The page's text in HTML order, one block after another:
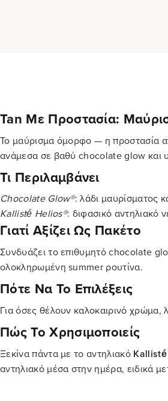
Tan Με Προστασία:
Το μαύρισμα όμορφο — η προστασία
ανάμεσα σε βαθύ chocolate glow και
Τι Περιλαμβάνει
Chocolate Glow®: λάδι μαυρίσματος
Kallisté Helios®: διφασικό αντηλιακό
Γιατί Αξίζει Ως Πακέτο
Συνδυάζει το επιθυμητό chocolate
ολοκληρωμένη summer ρουτίνα.
Πότε Να Το Επιλέξεις
Για όσες θέλουν καλοκαιρινό χρώμα,
Πώς Το Χρησιμοποιείς
Ξεκίνα πάντα με το αντηλιακό
αντηλιακό μέσα στην ημέρα, ειδικά